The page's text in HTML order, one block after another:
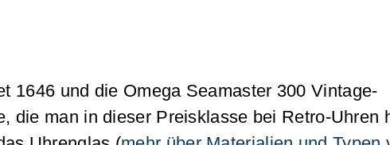
1646 und die Omega Seamaster 300 Vintage-
die man in dieser Preisklasse bei Retro-Uhren